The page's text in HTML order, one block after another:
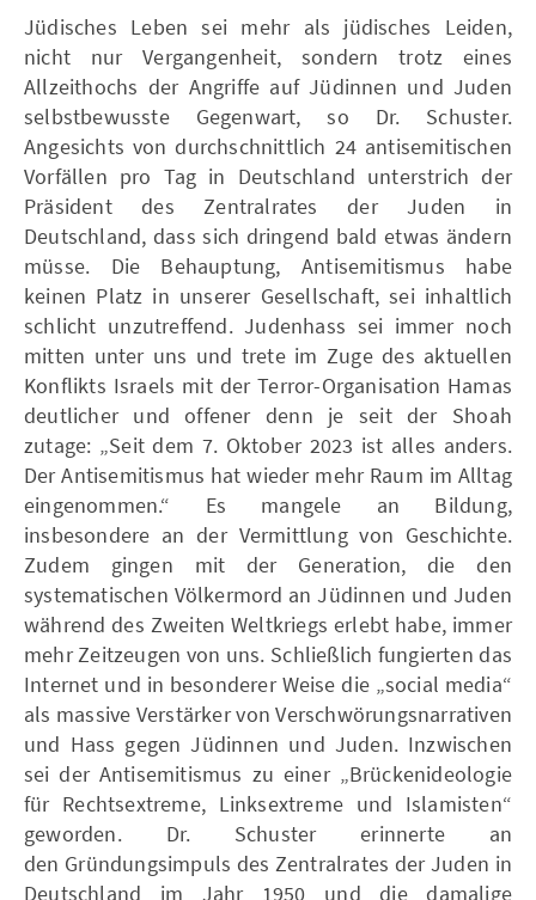
Jüdisches Leben sei mehr als jüdisches Leiden,
nicht nur Vergangenheit, sondern trotz eines
Allzeithochs der Angriffe auf Jüdinnen und Juden
selbstbewusste Gegenwart, so Dr. Schuster.
Angesichts von durchschnittlich 24 antisemitischen
Vorfällen pro Tag in Deutschland unterstrich der
Präsident des Zentralrates der Juden in
Deutschland, dass sich dringend bald etwas ändern
müsse. Die Behauptung, Antisemitismus habe
keinen Platz in unserer Gesellschaft, sei inhaltlich
schlicht unzutreffend. Judenhass sei immer noch
mitten unter uns und trete im Zuge des aktuellen
Konflikts Israels mit der Terror-Organisation Hamas
deutlicher und offener denn je seit der Shoah
zutage: „Seit dem 7. Oktober 2023 ist alles anders.
Der Antisemitismus hat wieder mehr Raum im Alltag
eingenommen.“ Es mangele an Bildung,
insbesondere an der Vermittlung von Geschichte.
Zudem gingen mit der Generation, die den
systematischen Völkermord an Jüdinnen und Juden
während des Zweiten Weltkriegs erlebt habe, immer
mehr Zeitzeugen von uns. Schließlich fungierten das
Internet und in besonderer Weise die „social media“
als massive Verstärker von Verschwörungsnarrativen
und Hass gegen Jüdinnen und Juden. Inzwischen
sei der Antisemitismus zu einer „Brückenideologie
für Rechtsextreme, Linksextreme und Islamisten“
geworden. Dr. Schuster erinnerte an
den Gründungsimpuls des Zentralrates der Juden in
Deutschland im Jahr 1950 und die damalige